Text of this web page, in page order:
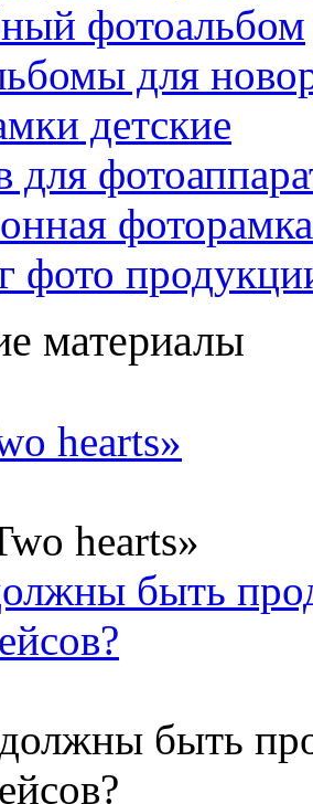
фотоальбом
для
детские
для
фоторамка
фото
материалы
hearts»
быть